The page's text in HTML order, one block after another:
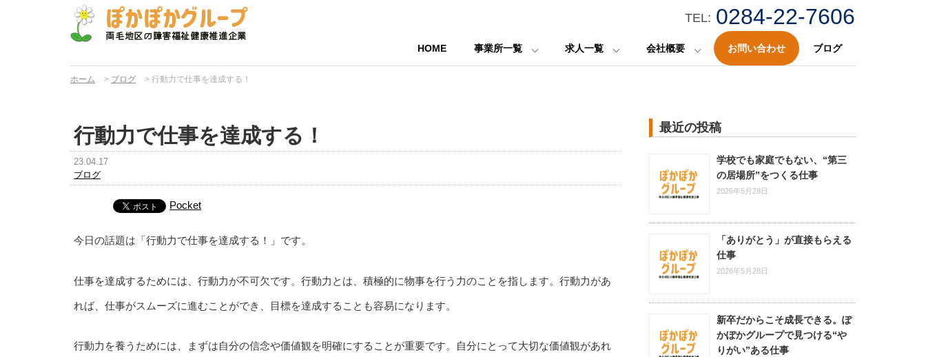
TEL: 0284-22-7606
HOME 事業所一覧 求人一覧 会社概要 お問い合わせ ブログ
ホーム > ブログ > 行動力で仕事を達成する！
行動力で仕事を達成する！
23.04.17
ブログ
Pocket
今日の話題は「行動力で仕事を達成する！」です。
仕事を達成するためには、行動力が不可欠です。行動力とは、積極的に物事を行う力のことを指します。行動力があ
れば、仕事がスムーズに進むことができ、目標を達成することも容易になります。
行動力を養うためには、まずは自分の信念や価値観を明確にすることが重要です。自分にとって大切な価値観があれ
最近の投稿
学校でも家庭でもない、“第三
の居場所”をつくる仕事
2026年5月28日
「ありがとう」が直接もらえる
仕事
2026年5月28日
新卒だからこそ成長できる。ぽ
かぽかグループで見つける“や
りがい”ある仕事